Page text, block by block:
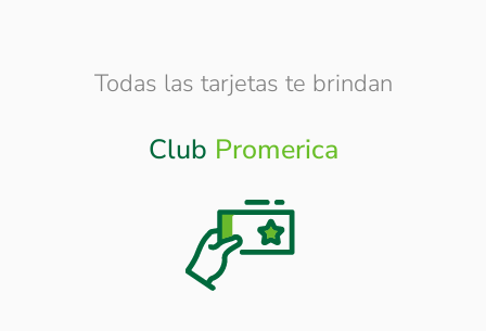
Todas las tarjetas te brindan
Club Promerica
OtrosBeneficios